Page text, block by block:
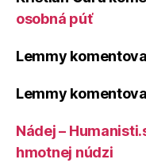
osobná púť
Lemmy
Lemmy
Nádej –
hmotnej núdzi